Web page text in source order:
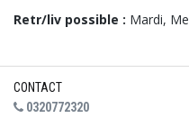
Retr/liv possible : Mardi,
CONTACT
0320772320